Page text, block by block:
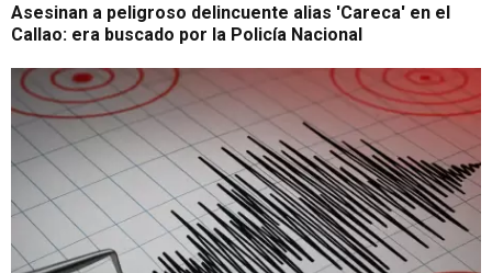
Asesinan a peligroso delincuente alias 'Careca' en el
Callao: era buscado por la Policía Nacional